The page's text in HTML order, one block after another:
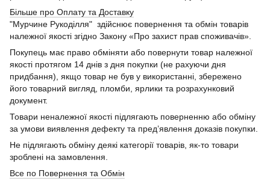
Більше про Оплату та Доставку
"Мурчине Рукоділля" здійснює повернення та обмін товарів
належної якості згідно Закону «Про захист прав споживачів».
Покупець має право обміняти або повернути товар належної
якості протягом 14 днів з дня покупки (не рахуючи дня
придбання), якщо товар не був у використанні, збережено
його товарний вигляд, пломби, ярлики та розрахунковий
документ.
Товари неналежної якості підлягають поверненню або обміну
за умови виявлення дефекту та пред’явлення доказів покупки.
Не підлягають обміну деякі категорії товарів, як-то товари
зроблені на замовлення.
Все по Повернення та Обмін